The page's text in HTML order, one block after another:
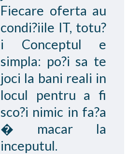
Fiecare oferta au
condi?iile IT, totu?
i Conceptul e
simpla: po?i sa te
joci la bani reali in
locul pentru a fi
sco?i nimic in fa?a
� macar la
inceputul.